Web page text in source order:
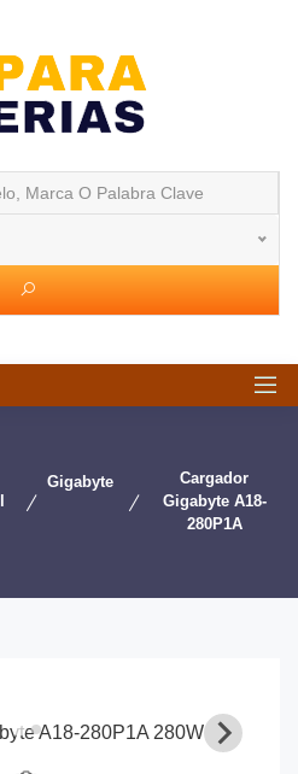
Gigabyte
Cargador
Gigabyte A18-
280P1A